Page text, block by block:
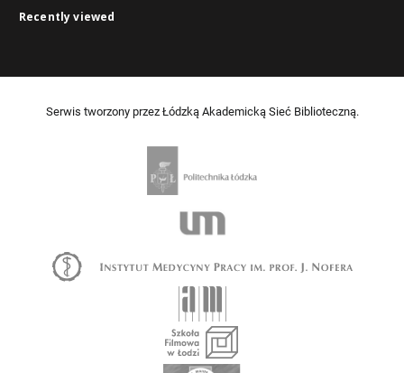
Recently viewed
Serwis tworzony przez Łódzką Akademicką Sieć Biblioteczną.